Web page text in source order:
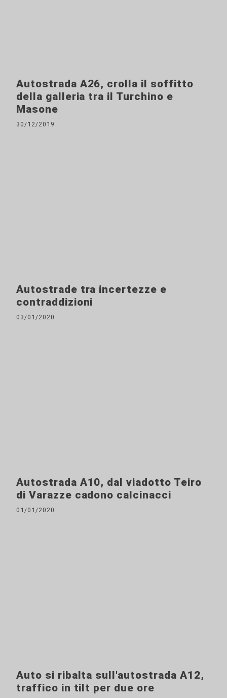
Autostrada A26, crolla il soffitto
della galleria tra il Turchino e
Masone
30/12/2019
Autostrade tra incertezze e
contraddizioni
03/01/2020
Autostrada A10, dal viadotto Teiro
di Varazze cadono calcinacci
01/01/2020
Auto si ribalta sull'autostrada A12,
traffico in tilt per due ore